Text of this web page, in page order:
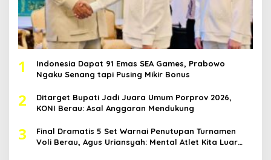
1
Indonesia Dapat 91 Emas SEA Games, Prabowo
Ngaku Senang tapi Pusing Mikir Bonus
2
Ditarget Bupati Jadi Juara Umum Porprov 2026,
KONI Berau: Asal Anggaran Mendukung
3
Final Dramatis 5 Set Warnai Penutupan Turnamen
Voli Berau, Agus Uriansyah: Mental Atlet Kita Luar